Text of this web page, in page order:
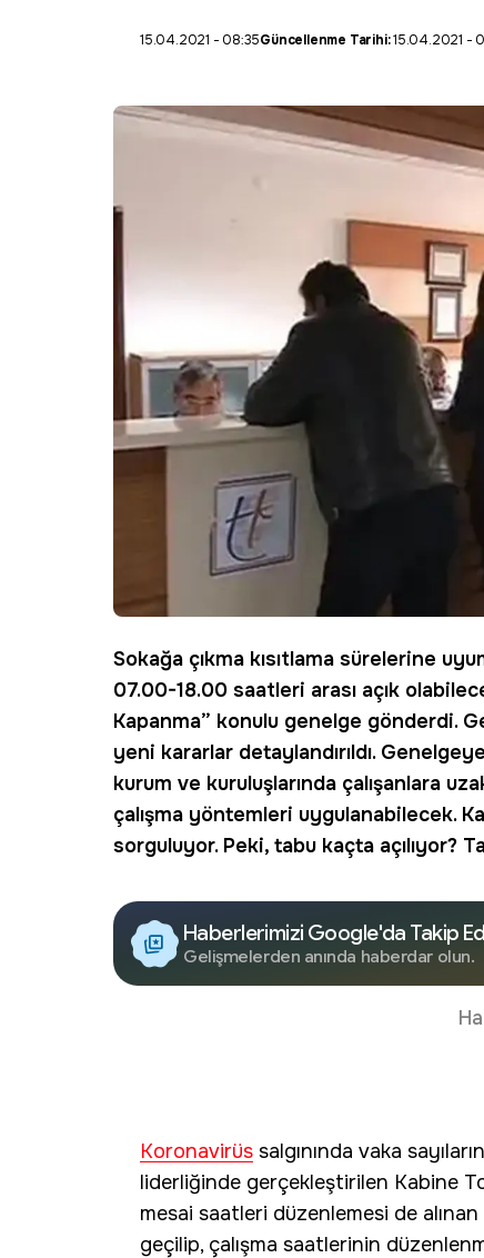
15.04.2021 - 08:35Güncellenme Tarihi:15.04.2021 -
Sokağa çıkma kısıtlama sürelerine
07.00-18.00 saatleri arası açık
Kapanma” konulu genelge gönderdi.
yeni kararlar detaylandırıldı.
kurum ve kuruluşlarında çalışanlara
çalışma yöntemleri uygulanabilecek.
sorguluyor. Peki, tabu kaçta açılıyor?
Haberlerimizi Google'da Takip
Gelişmelerden anında haberdar olun.
Koronavirüs salgınında vaka
liderliğinde gerçekleştirilen Kabine
mesai saatleri düzenlemesi de
geçilip, çalışma saatlerinin